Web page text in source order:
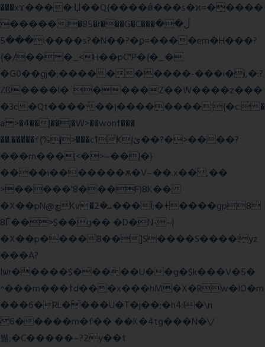
���xϫ����:Џ��Q{����ǿ���s�ϰ=�����
�����l�85�r���G�C���ڵ��
���5i����s?�N��?�ϼ=����em�H���?
{�/�� �_<H��pC"P�{�_�
�G0��gj�;����������-���i�i,�:?
Zß����l�`����Z��W����z���
�3c�Qt������ן��������|{�c:�
a >�4��|��|�W>��wonf���
��.�����f{%|>���c1K|ئ��?�>����?
���m���|<�>~��|�}
����i�������ѫ�V~��.x�� ,��
>�����'8���F)8K��
�X��pN@ڇKv�ܝ�2���Î;�+����gp8
8Ѓ��>$��g�� �D�N-~|
�X��p����8��]S����S����!yz
���A?
Iۭѡr�����$�����U��g�$k���V�5�
^���m���ߙd���x���hM�X�Rw�IO�m
���6�RL����U�T�j��;�h4:l�\n
6�����m�f�� ��K�4tg���N�\/
뷆;�C�����~?2y��t